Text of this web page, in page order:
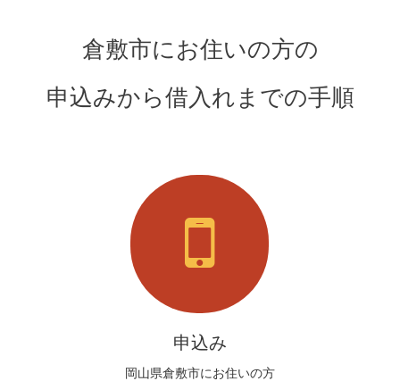
倉敷市にお住いの方の
申込みから借入れまでの手順
申込み
岡山県倉敷市にお住いの方